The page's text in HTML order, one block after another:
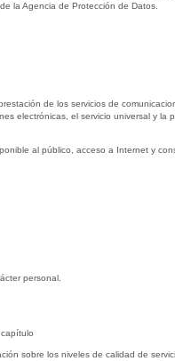
la Agencia de Protección de Datos.
de los servicios de
electrónicas, el servicio universal y la
al público, acceso a Internet y
personal.
sobre los niveles de calidad de